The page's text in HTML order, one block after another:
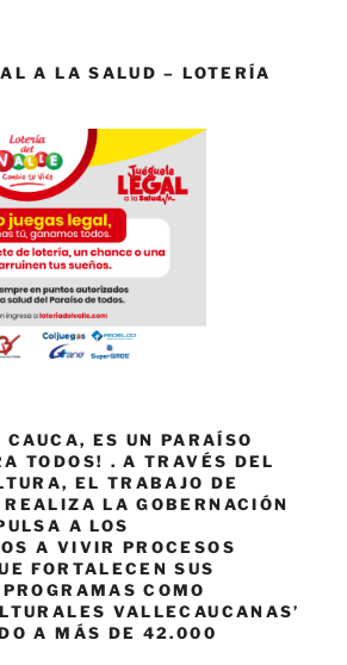
A LA SALUD – LOTERÍA
CAUCA, ES UN PARAÍSO
TODOS! . A TRAVÉS DEL
EL TRABAJO DE
REALIZA LA GOBERNACIÓN
A LOS
A VIVIR PROCESOS
FORTALECEN SUS
COMO
VALLECAUCANAS’
A MÁS DE 42.000